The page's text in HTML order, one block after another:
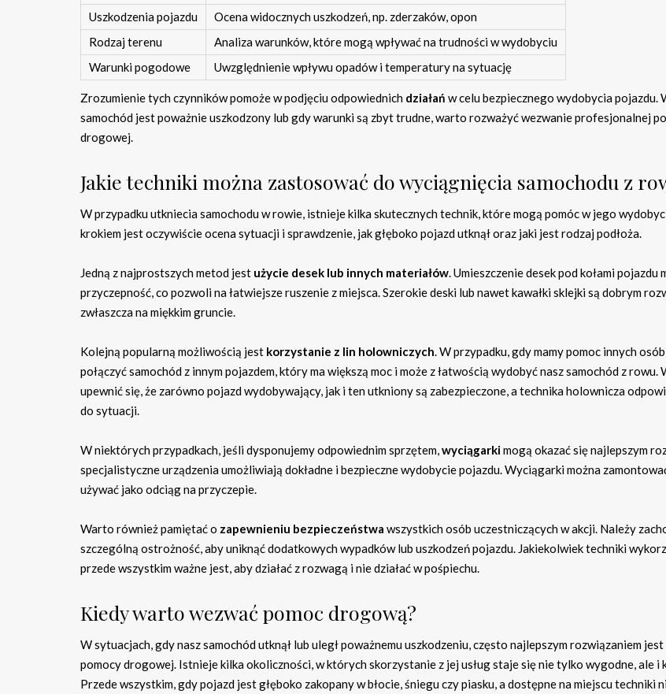
Uszkodzenia pojazdu
Ocena widocznych uszkodzeń, np. zderzaków, opon
Rodzaj terenu
Analiza warunków, które mogą wpływać na trudności w wydobyciu
Warunki pogodowe
Uwzględnienie wpływu opadów i temperatury na sytuację
Zrozumienie tych czynników pomoże w podjęciu odpowiednich działań w celu bezpiecznego wydobycia pojazdu.
samochód jest poważnie uszkodzony lub gdy warunki są zbyt trudne, warto rozważyć wezwanie profesjonalnej
drogowej.
Jakie techniki można zastosować do wyciągnięcia samochodu z
W przypadku utkniecia samochodu w rowie, istnieje kilka skutecznych technik, które mogą pomóc w jego
krokiem jest oczywiście ocena sytuacji i sprawdzenie, jak głęboko pojazd utknął oraz jaki jest rodzaj podłoża.
Jedną z najprostszych metod jest użycie desek lub innych materiałów. Umieszczenie desek pod kołami pojazdu
przyczepność, co pozwoli na łatwiejsze ruszenie z miejsca. Szerokie deski lub nawet kawałki sklejki są dobrym
zwłaszcza na miękkim gruncie.
Kolejną popularną możliwością jest korzystanie z lin holowniczych. W przypadku, gdy mamy pomoc innych
połączyć samochód z innym pojazdem, który ma większą moc i może z łatwością wydobyć nasz samochód z rowu.
upewnić się, że zarówno pojazd wydobywający, jak i ten utkniony są zabezpieczone, a technika holownicza
do sytuacji.
W niektórych przypadkach, jeśli dysponujemy odpowiednim sprzętem,wyciągarkimogą okazać się najlepszym
specjalistyczne urządzenia umożliwiają dokładne i bezpieczne wydobycie pojazdu. Wyciągarki można
używać jako odciąg na przyczepie.
Warto również pamiętać o zapewnieniu bezpieczeństwa wszystkich osób uczestniczących w akcji. Należy
szczególną ostrożność, aby uniknąć dodatkowych wypadków lub uszkodzeń pojazdu. Jakiekolwiek techniki
przede wszystkim ważne jest, aby działać z rozwagą i nie działać w pośpiechu.
Kiedy warto wezwać pomoc drogową?
W sytuacjach, gdy nasz samochód utknął lub uległ poważnemu uszkodzeniu, często najlepszym rozwiązaniem
pomocy drogowej. Istnieje kilka okoliczności, w których skorzystanie z jej usług staje się nie tylko wygodne, ale i
Przede wszystkim, gdy pojazd jest głęboko zakopany w błocie, śniegu czy piasku, a dostępne na miejscu techniki